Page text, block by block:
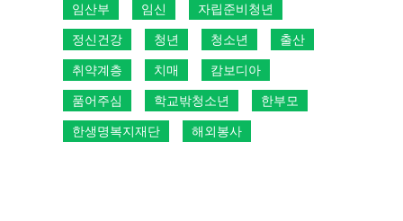
임산부
임신
자립준비청년
정신건강
청년 청소년
출산
취약계층
치매
캄보디아
품어주심
학교밖청소년
한부모
한생명복지재단
해외봉사